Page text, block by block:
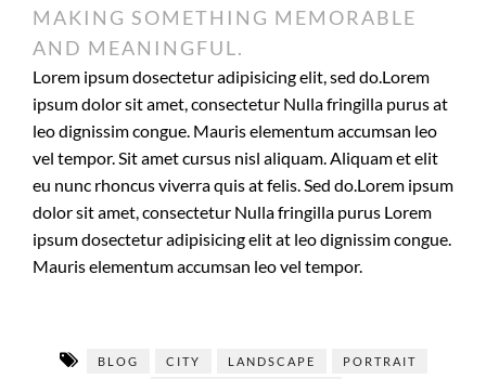
MAKING SOMETHING MEMORABLE
AND MEANINGFUL.
Lorem ipsum dosectetur adipisicing elit, sed do.Lorem
ipsum dolor sit amet, consectetur Nulla fringilla purus at
leo dignissim congue. Mauris elementum accumsan leo
vel tempor. Sit amet cursus nisl aliquam. Aliquam et elit
eu nunc rhoncus viverra quis at felis. Sed do.Lorem ipsum
dolor sit amet, consectetur Nulla fringilla purus Lorem
ipsum dosectetur adipisicing elit at leo dignissim congue.
Mauris elementum accumsan leo vel tempor.
BLOG CITY LANDSCAPE
PORTRAIT